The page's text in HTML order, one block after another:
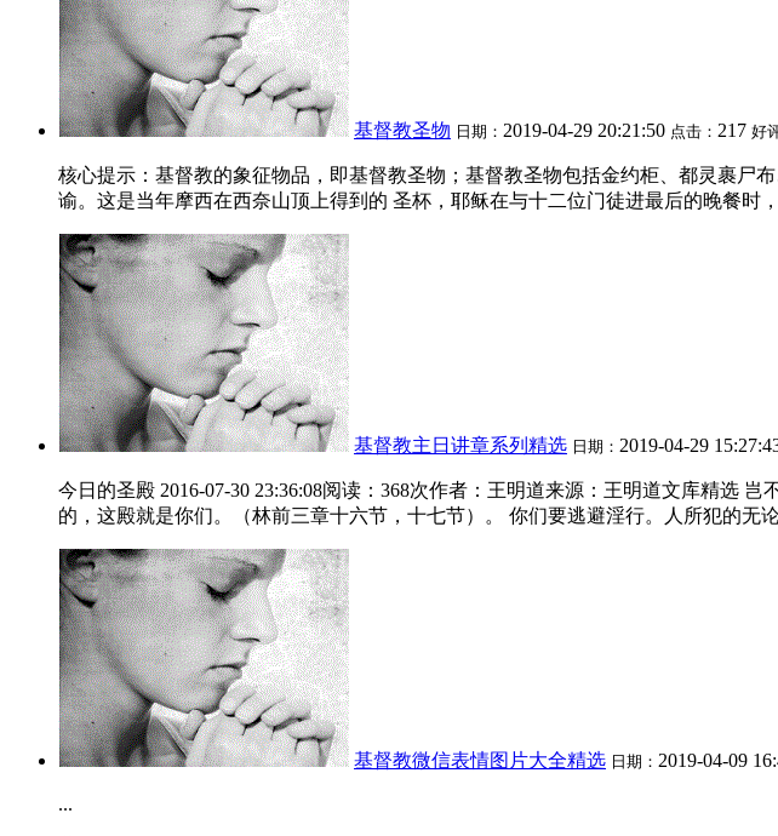
基督教圣物 日期： 2019-04-29 20:21:50 点击： 217 好
核心提示：基督教的象征物品，即基督教圣物；基督教圣物包括金约柜、都灵裹尸
谕。这是当年摩西在西奈山顶上得到的 圣杯，耶稣在与十二位门徒进最后的晚餐时
基督教主日讲章系列精选 日期： 2019-04-29
今日的圣殿 2016-07-30 23:36:08阅读：368次作者：王明道来源：王明道文库精选
的，这殿就是你们。（林前三章十六节，十七节）。 你们要逃避淫行。人所犯的无
基督教微信表情图片大全精选 日期： 2019-04-09
...